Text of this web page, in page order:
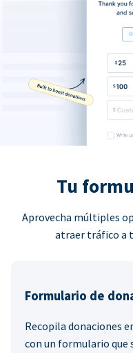
Tu
Aprovecha múltiples
atraer tráfico a
Formulario de
Recopila donaciones
con un formulario que